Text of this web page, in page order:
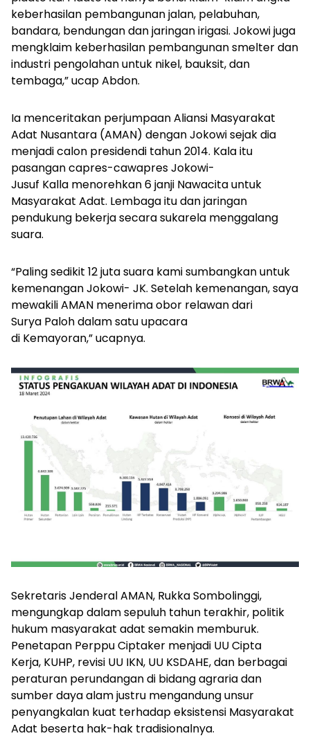
keberhasilan pembangunan jalan, pelabuhan,
bandara, bendungan dan jaringan irigasi. Jokowi juga
mengklaim keberhasilan pembangunan smelter dan
industri pengolahan untuk nikel, bauksit, dan
tembaga,” ucap Abdon.
Ia menceritakan perjumpaan Aliansi Masyarakat
Adat Nusantara (AMAN) dengan Jokowi sejak dia
menjadi calon presidendi tahun 2014. Kala itu
pasangan capres-cawapres Jokowi-
Jusuf Kalla menorehkan 6 janji Nawacita untuk
Masyarakat Adat. Lembaga itu dan jaringan
pendukung bekerja secara sukarela menggalang
suara.
“Paling sedikit 12 juta suara kami sumbangkan untuk
kemenangan Jokowi- JK. Setelah kemenangan, saya
mewakili AMAN menerima obor relawan dari
Surya Paloh dalam satu upacara
di Kemayoran,” ucapnya.
Sekretaris Jenderal AMAN, Rukka Sombolinggi,
mengungkap dalam sepuluh tahun terakhir, politik
hukum masyarakat adat semakin memburuk.
Penetapan Perppu Ciptaker menjadi UU Cipta
Kerja, KUHP, revisi UU IKN, UU KSDAHE, dan berbagai
peraturan perundangan di bidang agraria dan
sumber daya alam justru mengandung unsur
penyangkalan kuat terhadap eksistensi Masyarakat
Adat beserta hak-hak tradisionalnya.